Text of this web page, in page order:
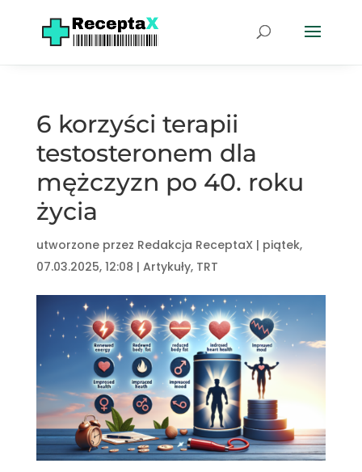
6 korzyści terapii
testosteronem dla
mężczyzn po 40. roku
życia
utworzone przez Redakcja ReceptaX| piątek,
07.03.2025, 12:08 | Artykuły, TRT